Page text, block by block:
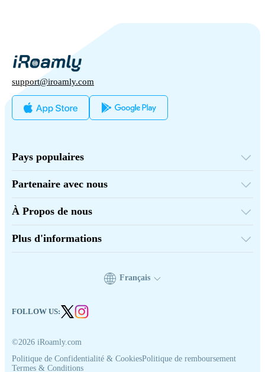
support@iroamly.com
Pays populaires
Turquie
France
Thaïlande
Japon
Italie
Inde
Espagne
Partenaire avec nous
Parrainez et gagnez
Programme d'affiliation
Documents API
À Propos de nous
Plus d'informations
Appareils compatibles avec eSIM
©2026 iRoamly.com
Politique de Confidentialité & CookiesPolitique de remboursement
Termes & Conditions
Français
FOLLOW US: